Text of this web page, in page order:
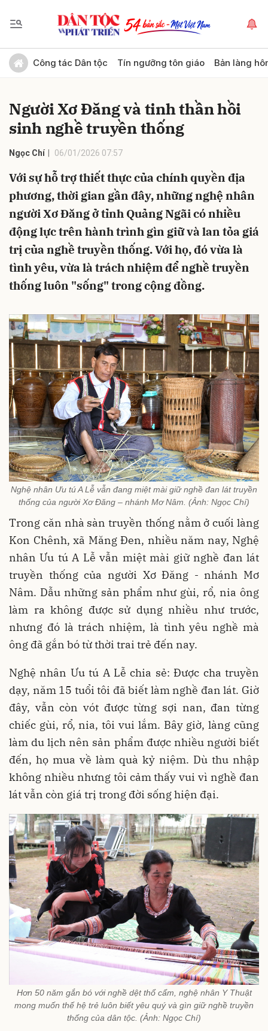
Công tác Dân tộc Tín ngưỡng tôn giáo Bản làng
Người Xơ Đăng và tinh thần hồi
sinh nghề truyền thống
Ngọc Chí 06/01/2026 07:57
Với sự hỗ trợ thiết thực của chính quyền địa
phương, thời gian gần đây, những nghệ nhân
người Xơ Đăng ở tỉnh Quảng Ngãi có nhiều
động lực trên hành trình gìn giữ và lan tỏa giá
trị của nghề truyền thống. Với họ, đó vừa là
tình yêu, vừa là trách nhiệm để nghề truyền
thống luôn "sống" trong cộng đồng.
Nghệ nhân Ưu tú A Lễ vẫn đang miệt mài giữ nghề đan lát truyền
thống của người Xơ Đăng – nhánh Mơ Nâm. (Ảnh: Ngọc Chí)
Trong căn nhà sàn truyền thống nằm ở cuối làng
Kon Chênh, xã Măng Đen, nhiều năm nay, Nghệ
nhân Ưu tú A Lễ vẫn miệt mài giữ nghề đan lát
truyền thống của người Xơ Đăng - nhánh Mơ
Nâm. Dẫu những sản phẩm như gùi, rổ, nia ông
làm ra không được sử dụng nhiều như trước,
nhưng đó là trách nhiệm, là tình yêu nghề mà
ông đã gắn bó từ thời trai trẻ đến nay.
Nghệ nhân Ưu tú A Lễ chia sẻ: Được cha truyền
dạy, năm 15 tuổi tôi đã biết làm nghề đan lát. Giờ
đây, vẫn còn vót được từng sợi nan, đan từng
chiếc gùi, rổ, nia, tôi vui lắm. Bây giờ, làng cũng
làm du lịch nên sản phẩm được nhiều người biết
đến, họ mua về làm quà kỷ niệm. Dù thu nhập
không nhiều nhưng tôi cảm thấy vui vì nghề đan
lát vẫn còn giá trị trong đời sống hiện đại.
Hơn 50 năm gắn bó với nghề dệt thổ cẩm, nghệ nhân Y Thuật
mong muốn thế hệ trẻ luôn biết yêu quý và gìn giữ nghề truyền
thống của dân tộc. (Ảnh: Ngọc Chí)
Gửi bình luận
Hủy Gửi